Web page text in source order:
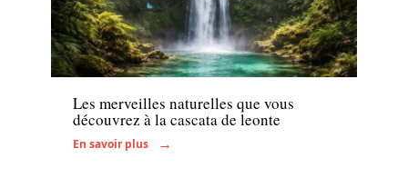
Voyage
Les merveilles naturelles que vous
découvrez à la cascata de leonte
En savoir plus